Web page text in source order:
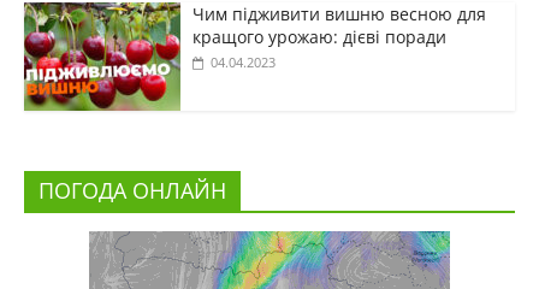
Чим підживити вишню весною для
кращого урожаю: дієві поради
04.04.2023
ПОГОДА ОНЛАЙН